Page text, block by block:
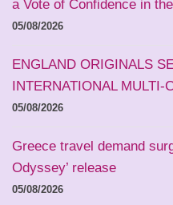
a Vote of Confidence in
05/08/2026
ENGLAND ORIGINALS
INTERNATIONAL MULTI-
05/08/2026
Greece travel demand
Odyssey’ release
05/08/2026